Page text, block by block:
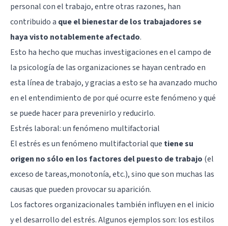
personal con el trabajo, entre otras razones, han
contribuido a que el bienestar de los trabajadores se
haya visto notablemente afectado.
Esto ha hecho que muchas investigaciones en el campo de
la psicología de las organizaciones se hayan centrado en
esta línea de trabajo, y gracias a esto se ha avanzado mucho
en el entendimiento de por qué ocurre este fenómeno y qué
se puede hacer para prevenirlo y reducirlo.
Estrés laboral: un fenómeno multifactorial
El estrés es un fenómeno multifactorial que tiene su
origen no sólo en los factores del puesto de trabajo (el
exceso de tareas,monotonía, etc.), sino que son muchas las
causas que pueden provocar su aparición.
Los factores organizacionales también influyen en el inicio
y el desarrollo del estrés. Algunos ejemplos son: los estilos